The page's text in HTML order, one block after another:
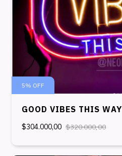
5% OFF
GOOD VIBES THIS WAY
$304.000,00 $320.000,00